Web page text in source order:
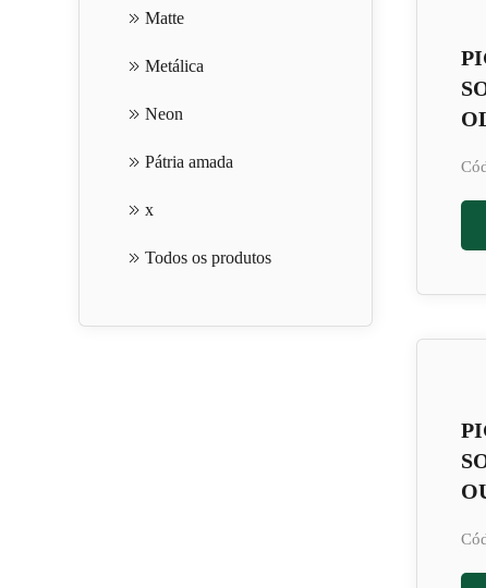
Matte
Metálica
Neon
Pátria amada
x
Todos os produtos